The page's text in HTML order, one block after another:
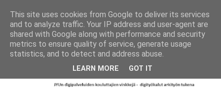
This site uses cookies from Google to deliver its services
and to analyze traffic. Your IP address and user-agent are
shared with Google along with performance and security
metrics to ensure quality of service, generate usage
statistics, and to detect and address abuse.
LEARN MORE GOT IT